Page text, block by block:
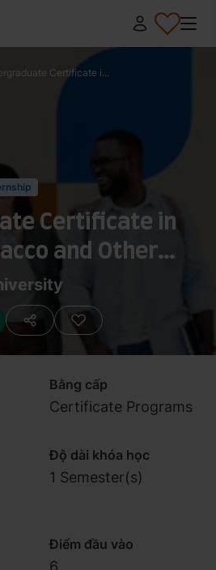
Certificate i...
Certificate in
and Other
Bằng cấp
Certificate Programs
Độ dài khóa học
1 Semester(s)
Điểm đầu vào
6